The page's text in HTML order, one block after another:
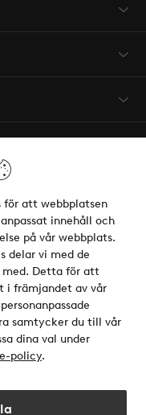
för att webbplatsen
innehåll och
på vår webbplats.
delar vi med de
med. Detta för att
i främjandet av vår
samtycker du till vår
dina val under
policy.
eller dela upp
?